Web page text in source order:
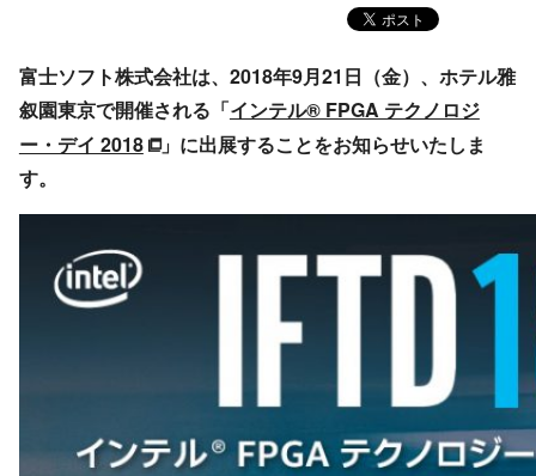
富士ソフト株式会社は、2018年9月21日（金）、ホテル雅
叙園東京で開催される「インテル® FPGA テクノロジ
ー・デイ 2018
」に出展することをお知らせいたしま
す。